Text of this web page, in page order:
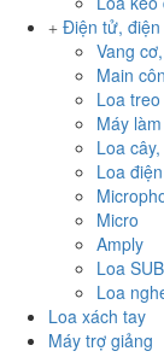
Điện tử, điện
Vang
Main
Loa
Máy
Loa
Loa điện
Micro
Amply
Loa SUB
Loa
Loa xách tay
Máy trợ giảng